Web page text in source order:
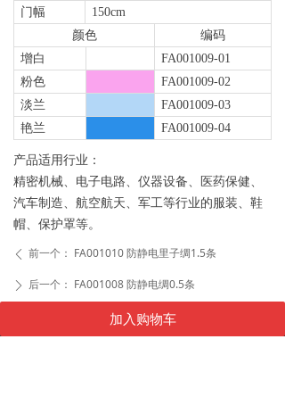
门幅
150cm
颜色
编码
增白
FA001009-01
粉色
FA001009-02
淡兰
FA001009-03
艳兰
FA001009-04
产品适用行业：
精密机械、电子电路、仪器设备、医药保健、
汽车制造、航空航天、军工等行业的服装、鞋
帽、保护罩等。
加入购物车
ꄴ 前一个： FA001010 防静电里子绸1.5条
ꄲ 后一个： FA001008 防静电绸0.5条